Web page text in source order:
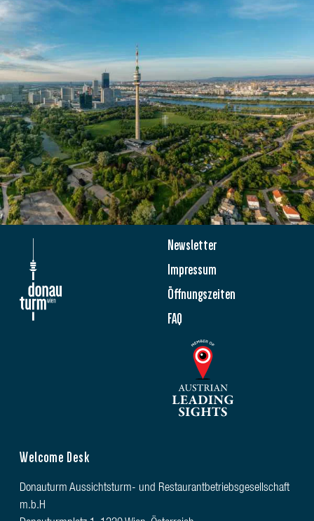
Newsletter
Impressum
Öffnungszeiten
FAQ
Welcome Desk
Donauturm Aussichtsturm- und Restaurantbetriebsgesellschaft
m.b.H